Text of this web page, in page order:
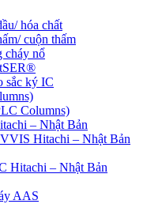
hóa chất
cuộn thấm
cháy nổ
sắc ký IC
Columns)
– Nhật Bản
Hitachi – Nhật Bản
Hitachi – Nhật Bản
AAS